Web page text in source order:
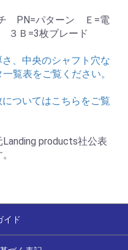
PN=パターン Ｅ=電
３Ｂ=3枚ブレード
、中央のシャフト穴な
覧表をご覧ください。
ついてはこちらをご覧
products社公表
イド